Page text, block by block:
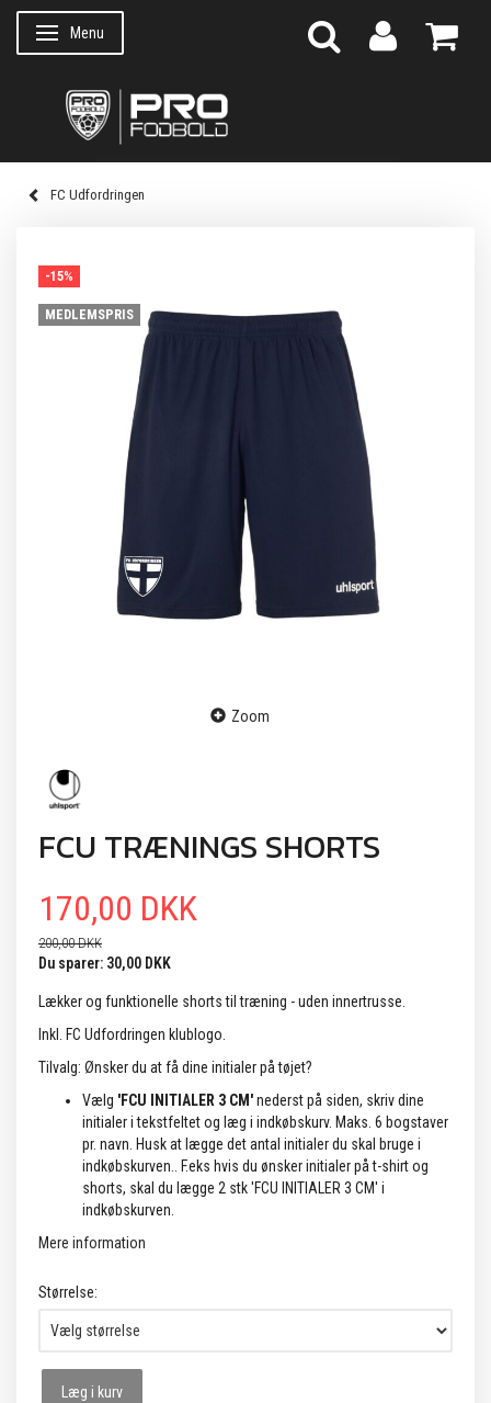
Skifte navigation
Menu
FC Udfordringen
-15%
MEDLEMSPRIS
Zoom
FCU TRÆNINGS SHORTS
170,00 DKK
200,00 DKK
Du sparer: 30,00 DKK
Lækker og funktionelle shorts til træning - uden innertrusse.
Inkl. FC Udfordringen klublogo.
Tilvalg: Ønsker du at få dine initialer på tøjet?
Vælg 'FCU INITIALER 3 CM'nederst på siden, skriv dine
initialer i tekstfeltet og læg i indkøbskurv. Maks. 6 bogstaver
pr. navn. Husk at lægge det antal initialer du skal bruge i
indkøbskurven.. F.eks hvis du ønsker initialer på t-shirt og
shorts, skal du lægge 2 stk 'FCU INITIALER 3 CM' i
indkøbskurven.
Mere information
Størrelse:
Læg i kurv